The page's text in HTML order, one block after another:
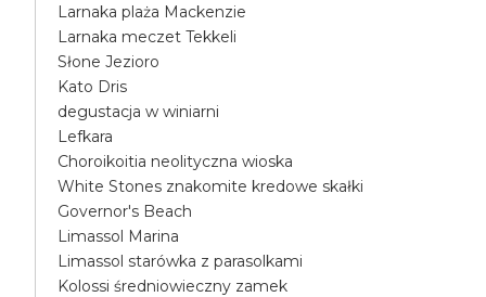
Larnaka plaża Mackenzie
Larnaka meczet Tekkeli
Słone Jezioro
Kato Dris
degustacja w winiarni
Lefkara
Choroikoitia neolityczna wioska
White Stones znakomite kredowe skałki
Governor's Beach
Limassol Marina
Limassol starówka z parasolkami
Kolossi średniowieczny zamek